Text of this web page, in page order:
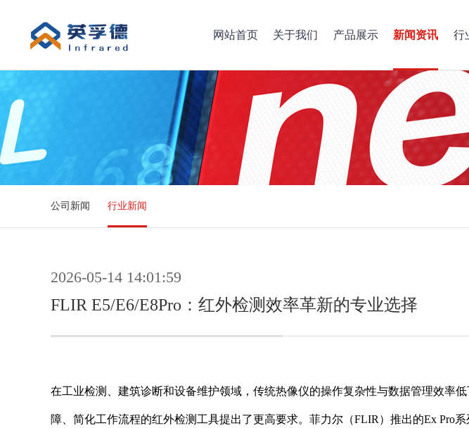
网站首页 关于我们 产品展示 新闻资讯 行
公司新闻 行业新闻
2026-05-14 14:01:59
FLIR E5/E6/E8Pro：红外检测效率革新的专业选择
在工业检测、建筑诊断和设备维护领域，传统热像仪的操作复杂性与数据管理效率
障、简化工作流程的红外检测工具提出了更高要求。菲力尔（FLIR）推出的Ex Pro